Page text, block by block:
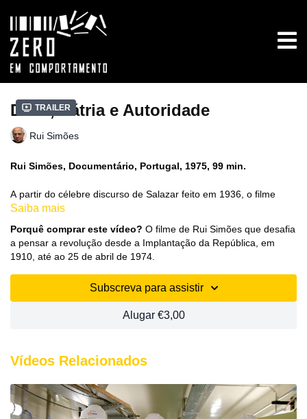
Trailer
Deus, Pátria e Autoridade
Rui Simões
Rui Simões, Documentário, Portugal, 1975, 99 min.
A partir do célebre discurso de Salazar feito em 1936, o filme
procura de forma didática mostrar os alicerces do regime fascista
durante os 48 anos da sua existência até ao 25 de Abril de 1974.
Saiba mais
Porquê comprar este vídeo? O filme de Rui Simões que desafia
a pensar a revolução desde a Implantação da República, em
1910, até ao 25 de abril de 1974.
Subscreva para assistir
Alugar €3,00
Vídeos Relacionados